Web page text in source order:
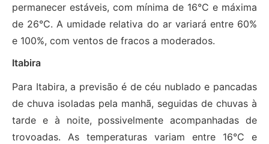
permanecer estáveis, com mínima de 16°C e máxima
de 26°C. A umidade relativa do ar variará entre 60%
e 100%, com ventos de fracos a moderados.
Itabira
Para Itabira, a previsão é de céu nublado e pancadas
de chuva isoladas pela manhã, seguidas de chuvas à
tarde e à noite, possivelmente acompanhadas de
trovoadas. As temperaturas variam entre 16°C e